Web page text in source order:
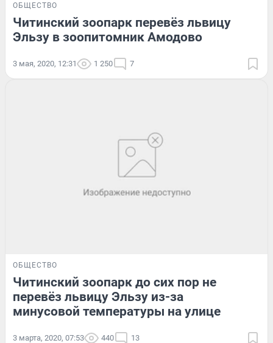
ОБЩЕСТВО
Читинский зоопарк перевёз львицу
Эльзу в зоопитомник Амодово
3 мая, 2020, 12:31 1 250 7
ОБЩЕСТВО
Читинский зоопарк до сих пор не
перевёз львицу Эльзу из-за
минусовой температуры на улице
3 марта, 2020, 07:53 440 13